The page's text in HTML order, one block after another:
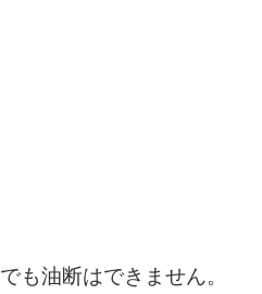
も油断はできません。